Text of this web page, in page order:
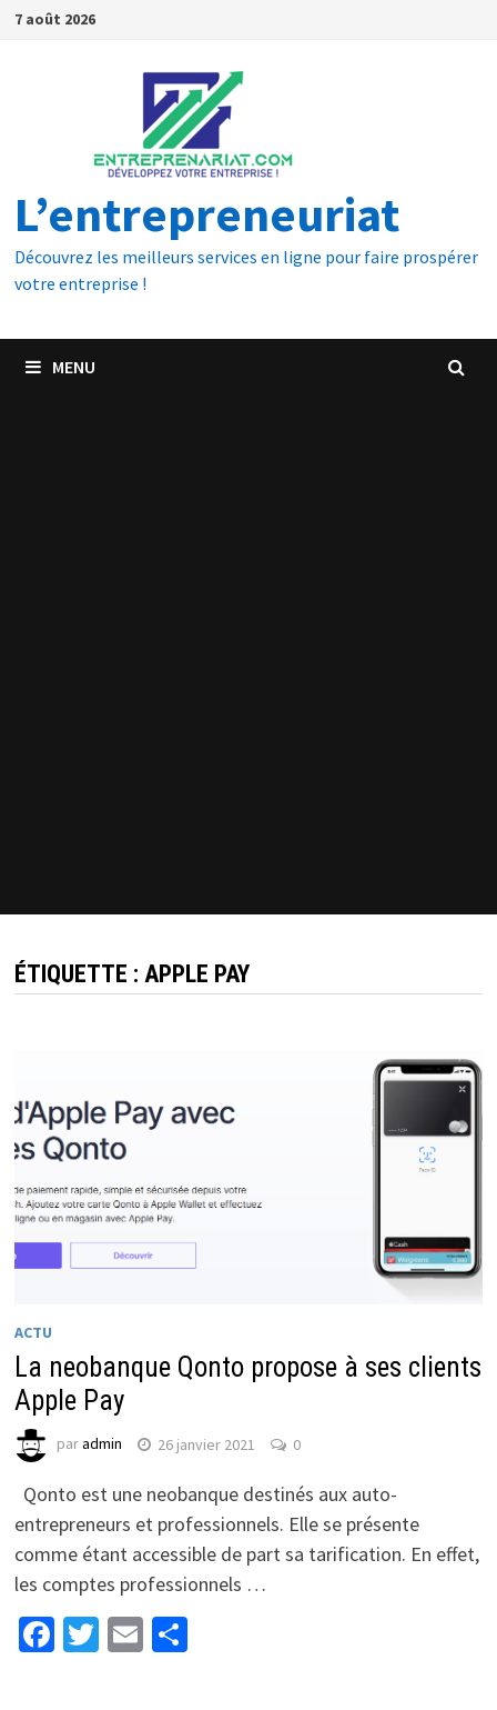
7 août 2026
L’entrepreneuriat
Découvrez les meilleurs services en ligne pour faire prospérer
votre entreprise !
MENU
ÉTIQUETTE : APPLE PAY
ACTU
La neobanque Qonto propose à ses clients
Apple Pay
paradmin 26 janvier 2021 0
Qonto est une neobanque destinés aux auto-
entrepreneurs et professionnels. Elle se présente
comme étant accessible de part sa tarification. En effet,
les comptes professionnels …
Facebook
Twitter
EmailPartager